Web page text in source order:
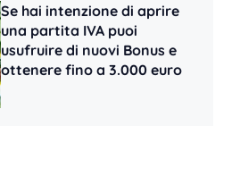
Se hai intenzione di aprire
una partita IVA puoi
usufruire di nuovi Bonus e
ottenere fino a 3.000 euro